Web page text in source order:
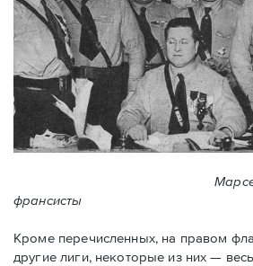
франсисты
Кроме перечисленных, на правом
другие лиги, некоторые из них —